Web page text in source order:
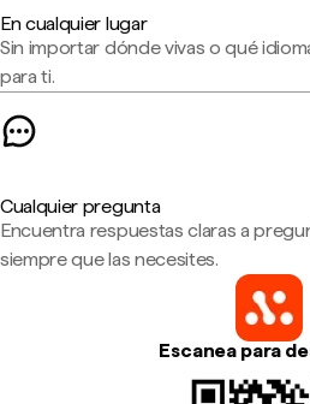
En cualquier lugar
Sin importar dónde vivas o qué
para ti.
Cualquier pregunta
Encuentra respuestas claras a
siempre que las necesites.
Escanea para